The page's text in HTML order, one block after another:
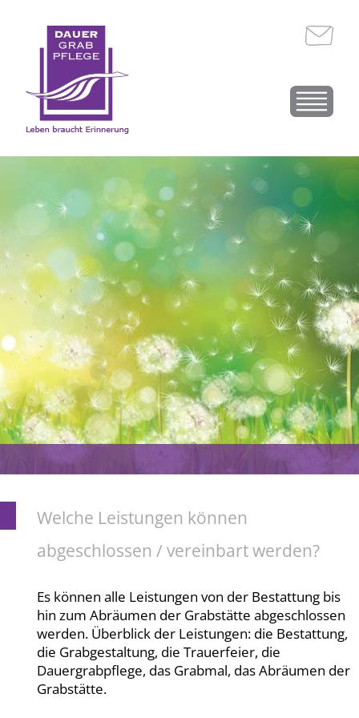
Welche Leistungen können
abgeschlossen / vereinbart werden?
Es können alle Leistungen von der Bestattung bis
hin zum Abräumen der Grabstätte abgeschlossen
werden. Überblick der Leistungen: die Bestattung,
die Grabgestaltung, die Trauerfeier, die
Dauergrabpflege, das Grabmal, das Abräumen der
Grabstätte.